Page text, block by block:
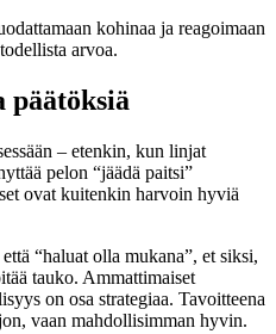
kohinaa ja reagoimaan
arvoa.
päätöksiä
– etenkin, kun linjat
pelon “jäädä paitsi”
ovat kuitenkin harvoin hyviä
“haluat olla mukana”, et siksi,
tauko. Ammattimaiset
on osa strategiaa. Tavoitteena
vaan mahdollisimman hyvin.